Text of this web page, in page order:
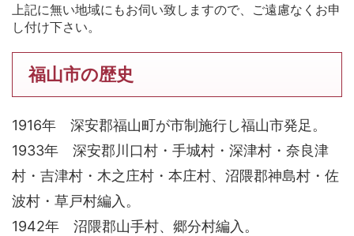
上記に無い地域にもお伺い致しますので、ご遠慮なくお申
し付け下さい。
福山市の歴史
1916年 深安郡福山町が市制施行し福山市発足。
1933年 深安郡川口村・手城村・深津村・奈良津
村・吉津村・木之庄村・本庄村、沼隈郡神島村・佐
波村・草戸村編入。
1942年 沼隈郡山手村、郷分村編入。